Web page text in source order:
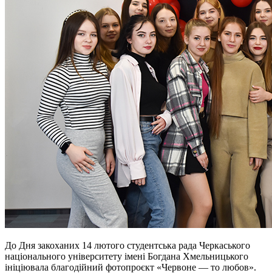
До Дня закоханих 14 лютого студентська рада Черкаського
національного університету імені Богдана Хмельницького
ініціювала благодійний фотопроєкт «Червоне — то любов».